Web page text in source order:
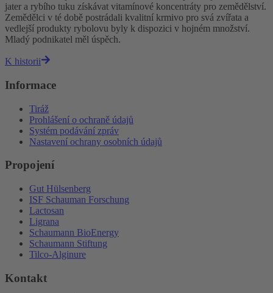
jater a rybího tuku získávat vitamínové koncentráty pro zemědělství.
Zemědělci v té době postrádali kvalitní krmivo pro svá zvířata a
vedlejší produkty rybolovu byly k dispozici v hojném množství.
Mladý podnikatel měl úspěch.
K historii
Informace
Tiráž
Prohlášení o ochraně údajů
Systém podávání zpráv
Nastavení ochrany osobních údajů
Propojení
Gut Hülsenberg
ISF Schauman Forschung
Lactosan
Ligrana
Schaumann BioEnergy
Schaumann Stiftung
Tilco-Alginure
Kontakt